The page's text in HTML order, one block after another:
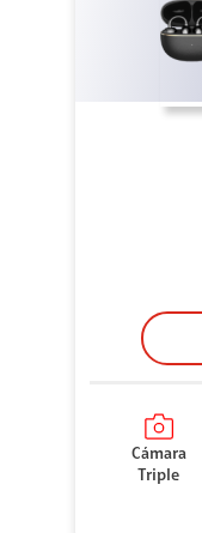
Cámara
Triple